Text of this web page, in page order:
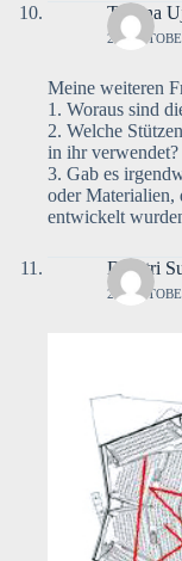
Tatiana
24.
Meine weiteren
1. Woraus sind
2. Welche
in ihr verwendet?
3. Gab es
oder Materialien,
entwickelt
Dimitri
21.